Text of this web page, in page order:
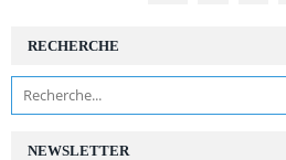
NEWSLETTER
RECHERCHE